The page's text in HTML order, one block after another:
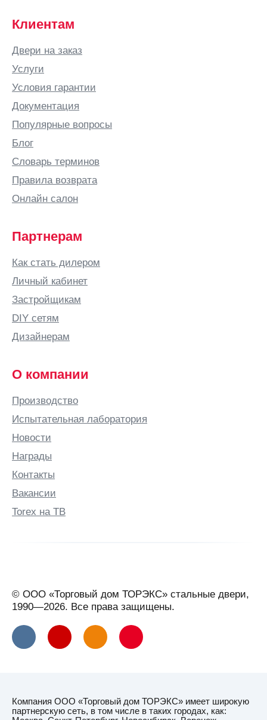
Клиентам
Двери на заказ
Услуги
Условия гарантии
Документация
Популярные вопросы
Блог
Словарь терминов
Правила возврата
Онлайн салон
Партнерам
Как стать дилером
Личный кабинет
Застройщикам
DIY сетям
Дизайнерам
О компании
Производство
Испытательная лаборатория
Новости
Награды
Контакты
Вакансии
Torex на ТВ
© ООО «Торговый дом ТОРЭКС» стальные двери,
1990—2026. Все права защищены.
Компания ООО «Торговый дом ТОРЭКС» имеет широкую
партнерскую сеть, в том числе в таких городах, как: